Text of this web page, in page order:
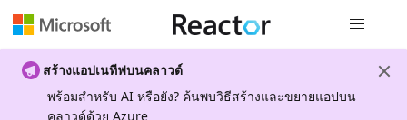
สร้างแอปเนทีฟบนคลาวด์
พร้อมสําหรับ AI หรือยัง? ค้นพบวิธีสร้างและขยายแอปบน
คลาวด์ด้วย Azure